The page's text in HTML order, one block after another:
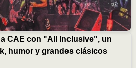
CAE con "All Inclusive", un
humor y grandes clásicos